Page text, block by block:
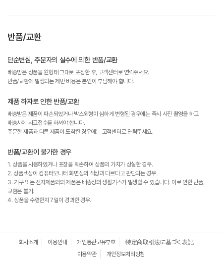
반품/교환
단순변심, 주문자의 실수에 의한 반품/교환
배송받은 상품을 원형태 그대로 포장한 후, 고객센터로 연락주세요.
반품/교환에 발생되는 제반 비용은 본인이 부담해야 합니다.
제품 하자로 인한 반품/교환
배송받은 제품이 파손되었거나 박스외형이 심하게 변형된 경우에는 즉시 사진 촬영을 하고
배송사에 사고접수를 하셔야 합니다.
주문한 제품과 다른 제품이 도착한 경우에는 고객센터로 연락주세요.
반품/교환이 불가한 경우
1. 상품을 사용하였거나 포장을 훼손하여 상품의 가치가 상실한 경우.
2. 상품색상이 컴퓨터모니터 화면상의 색상과 다르다고 판단되는 경우.
3. 가구 또는 전자제품외의 제품은 배송상의 생활기스가 발생할 수 있습니다. 이로 인한 반품,
교환은 불가.
4. 상품을 수령한지 7일이 경과한 경우.
회사소개 이용안내 개인통관고유부호
特定商取引法に基づく表記
이용약관
개인정보처리방침